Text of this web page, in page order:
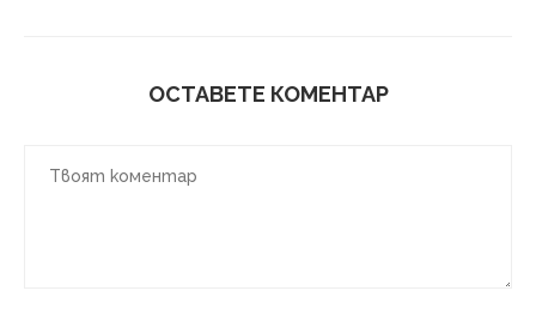
ОСТАВЕТЕ КОМЕНТАР